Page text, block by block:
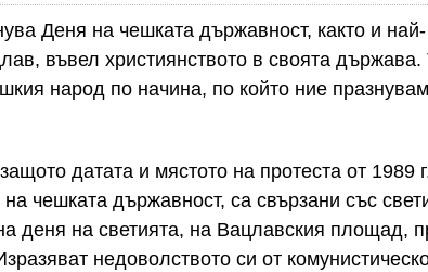
Деня на чешката държавност, както и най-
въвел християнството в своята държава.
народ по начина, по който ние
датата и мястото на протеста от 1989
чешката държавност, са свързани със
деня на светията, на Вацлавския площад,
недоволството си от